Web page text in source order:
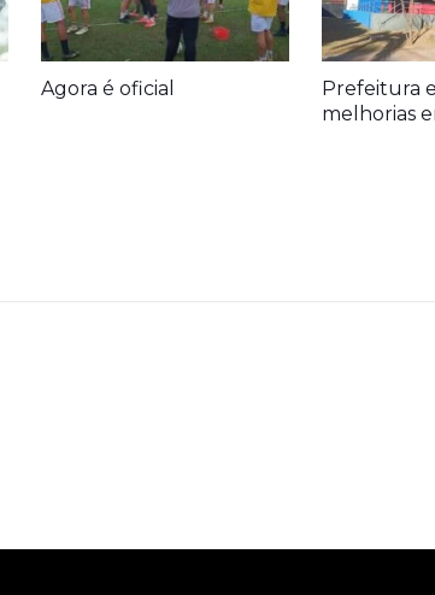
Agora é oficial
Prefeitura
melhorias